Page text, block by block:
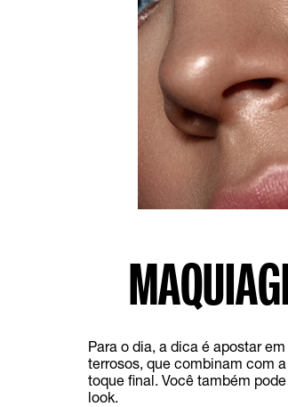
Para o dia, a dica é apostar
terrosos, que combinam com
toque final. Você também
look.